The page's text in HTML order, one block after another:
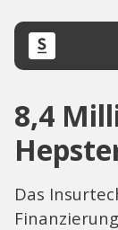
8,4
Das